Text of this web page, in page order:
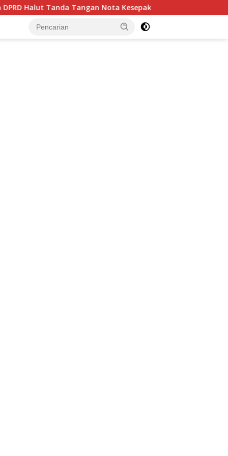
Tangan Nota Kesepakatan KUA-PPAS Tahun 2027